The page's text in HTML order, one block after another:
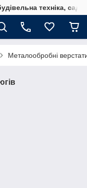
техніка,
Металообробні